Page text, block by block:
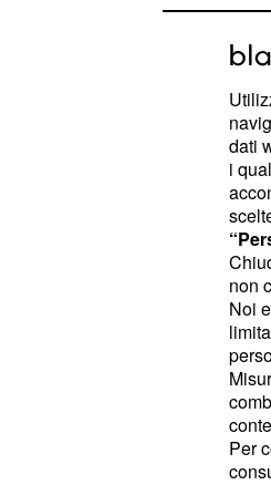
GP
La sua
tutta da
il fiato in
meno
tornato
mesi di
essere
esserci.
la visita
domani
al GP
dati
i
non
Noi
Per